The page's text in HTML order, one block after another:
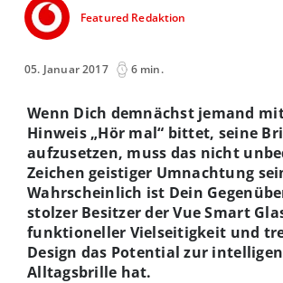
Featured Redaktion
05. Januar 2017 6 min.
Wenn Dich demnächst jemand
Hinweis „Hör mal“ bittet, seine
aufzusetzen, muss das nicht
Zeichen geistiger Umnachtung
Wahrscheinlich ist Dein
stolzer Besitzer der Vue Smart
funktioneller Vielseitigkeit und
Design das Potential zur
Alltagsbrille hat.